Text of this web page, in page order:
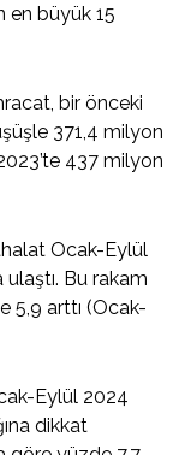
en büyük 15
bir önceki
371,4 milyon
437 milyon
Ocak-Eylül
Bu rakam
5,9 arttı (Ocak-
Eylül 2024
dikkat